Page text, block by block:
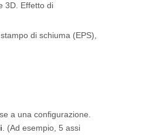
3D. Effetto di
di schiuma (EPS),
a una configurazione.
. (Ad esempio, 5 assi